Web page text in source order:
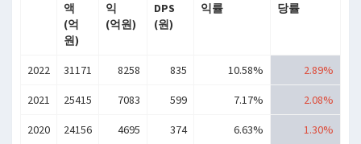
액
(억
원)
익
(억원)
DPS
(원)
익률
당률
2022 31171 8258 835 10.58% 2.89%
2021 25415 7083 599 7.17% 2.08%
2020 24156 4695 374 6.63% 1.30%